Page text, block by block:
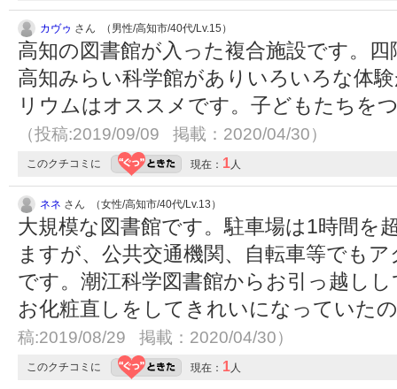
カヴゥ さん （男性/高知市/40代/Lv.15）
高知の図書館が入った複合施設です。
高知みらい科学館がありいろいろな体
リウムはオススメです。子どもたちを
（投稿:2019/09/09 掲載：2020/04/30）
このクチコミに 現在： 1人
ネネ さん （女性/高知市/40代/Lv.13）
大規模な図書館です。駐車場は1時間を
ますが、公共交通機関、自転車等でも
です。潮江科学図書館からお引っ越し
お化粧直しをしてきれいになっていた
稿:2019/08/29 掲載：2020/04/30）
このクチコミに 現在： 1人